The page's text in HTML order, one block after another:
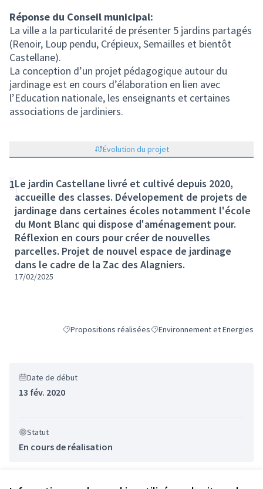
Réponse du Conseil municipal:
La ville a la particularité de présenter 5 jardins partagés
(Renoir, Loup pendu, Crépieux, Semailles et bientôt
Castellane).
La conception d’un projet pédagogique autour du
jardinage est en cours d’élaboration en lien avec
l’Education nationale, les enseignants et certaines
associations de jardiniers.
Évolution du projet
1Le jardin Castellane livré et cultivé depuis 2020,
accueille des classes. Dévelopement de projets de
jardinage dans certaines écoles notamment l'école
du Mont Blanc qui dispose d'aménagement pour.
Réflexion en cours pour créer de nouvelles
parcelles. Projet de nouvel espace de jardinage
dans le cadre de la Zac des Alagniers.
17/02/2025
Filtrer les résultats de la catégorie : Propositions
Propositions réaliséesFiltrer les résultats pour le
Environnement et Energies
Date de début
13 fév. 2020
Statut
En cours de réalisation